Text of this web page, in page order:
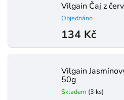
Vilgain Čaj z
Objednáno
134 Kč
Vilgain
50g
Skladem (3 ks)